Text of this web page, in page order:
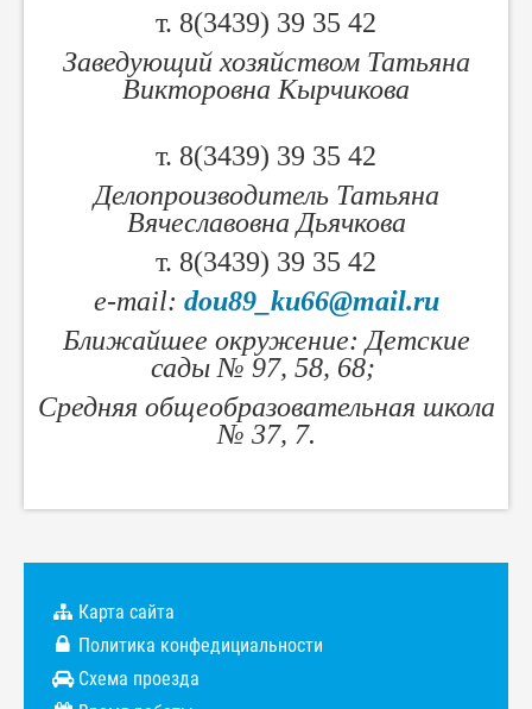
т. 8(3439) 39 35 42
Заведующий хозяйством Татьяна
Викторовна Кырчикова
т. 8(3439) 39 35 42
Делопроизводитель Татьяна
Вячеславовна Дьячкова
т. 8(3439) 39 35 42
e-mail: dou89_ku66@mail.ru
Ближайшее окружение: Детские
сады № 97, 58, 68;
Средняя общеобразовательная школа
№ 37, 7.
Карта сайта
Политика конфедициальности
Схема проезда